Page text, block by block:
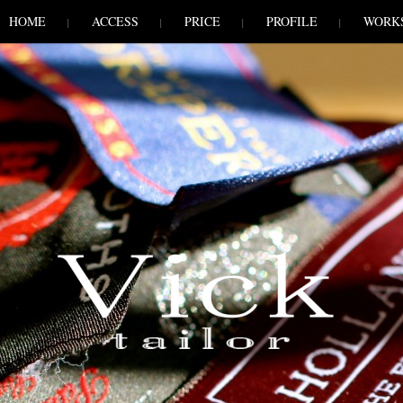
HOME ACCESS PRICE PROFILE